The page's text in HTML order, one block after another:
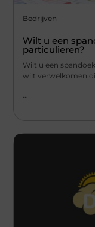
Bedrijven
Wilt u een
particulieren?
Wilt u een
wilt verwelkomen